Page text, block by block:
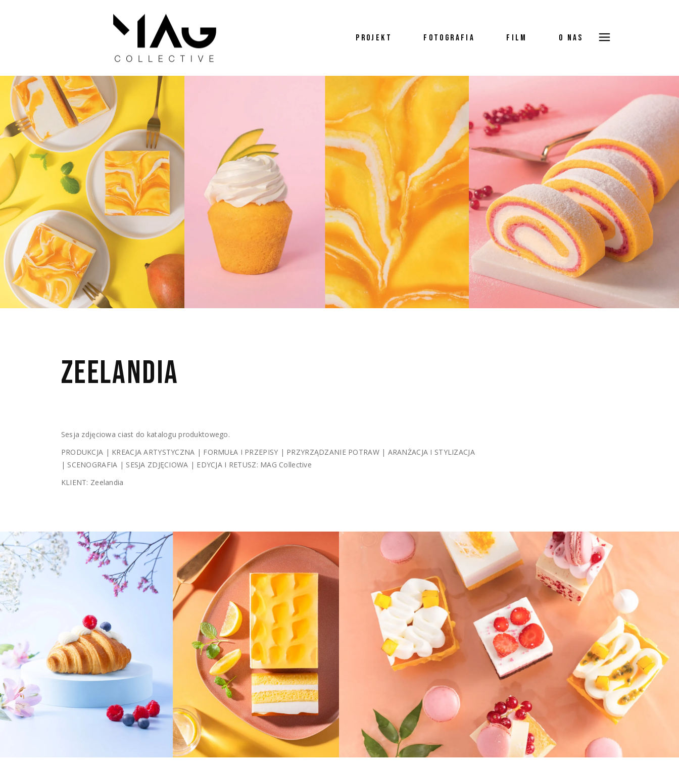
PROJEKT FOTOGRAFIA FILM O NAS
ZEELANDIA
Sesja zdjęciowa ciast do katalogu produktowego.
PRODUKCJA | KREACJA ARTYSTYCZNA | FORMUŁA I PRZEPISY | PRZYRZĄDZANIE POTRAW | ARANŻACJA I STYLIZACJA
| SCENOGRAFIA | SESJA ZDJĘCIOWA | EDYCJA I RETUSZ: MAG Collective
KLIENT: Zeelandia